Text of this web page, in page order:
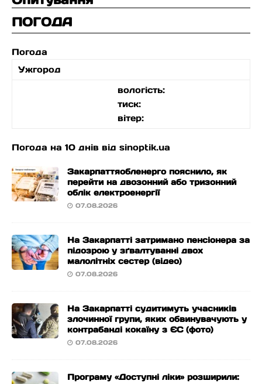
ПОГОДА
Погода
Ужгород
вологість:
тиск:
вітер:
Погода на 10 днів від sinoptik.ua
Закарпаттяобленерго пояснило, як
перейти на двозонний або тризонний
облік електроенергії
07.08.2026
На Закарпатті затримано пенсіонера за
підозрою у зґвалтуванні двох
малолітніх сестер (відео)
07.08.2026
На Закарпатті судитимуть учасників
злочинної групи, яких обвинувачують у
контрабанді кокаїну з ЄС (фото)
07.08.2026
Програму «Доступні ліки» розширили: